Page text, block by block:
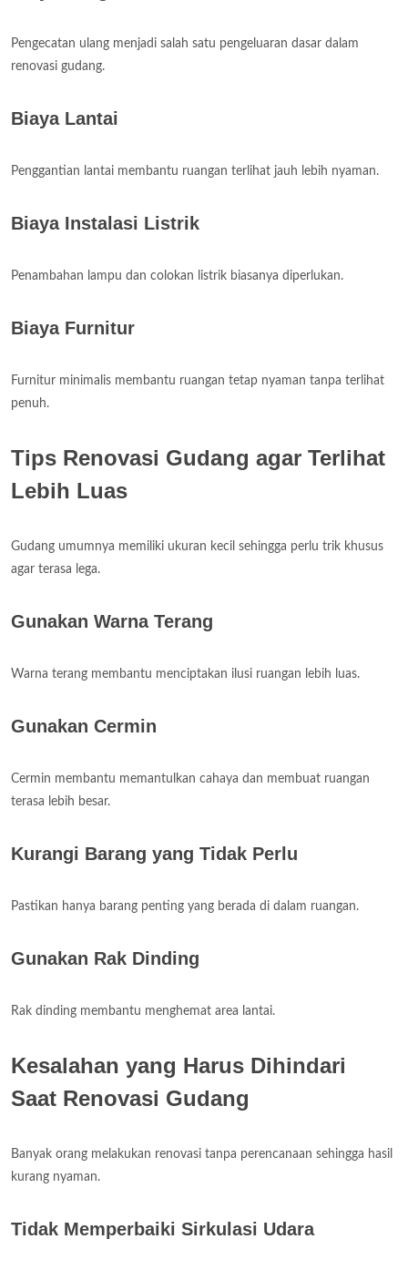
Pengecatan ulang menjadi salah satu pengeluaran dasar dalam
renovasi gudang.
Biaya Lantai
Penggantian lantai membantu ruangan terlihat jauh lebih nyaman.
Biaya Instalasi Listrik
Penambahan lampu dan colokan listrik biasanya diperlukan.
Biaya Furnitur
Furnitur minimalis membantu ruangan tetap nyaman tanpa terlihat
penuh.
Tips Renovasi Gudang agar Terlihat
Lebih Luas
Gudang umumnya memiliki ukuran kecil sehingga perlu trik khusus
agar terasa lega.
Gunakan Warna Terang
Warna terang membantu menciptakan ilusi ruangan lebih luas.
Gunakan Cermin
Cermin membantu memantulkan cahaya dan membuat ruangan
terasa lebih besar.
Kurangi Barang yang Tidak Perlu
Pastikan hanya barang penting yang berada di dalam ruangan.
Gunakan Rak Dinding
Rak dinding membantu menghemat area lantai.
Kesalahan yang Harus Dihindari
Saat Renovasi Gudang
Banyak orang melakukan renovasi tanpa perencanaan sehingga hasil
kurang nyaman.
Tidak Memperbaiki Sirkulasi Udara